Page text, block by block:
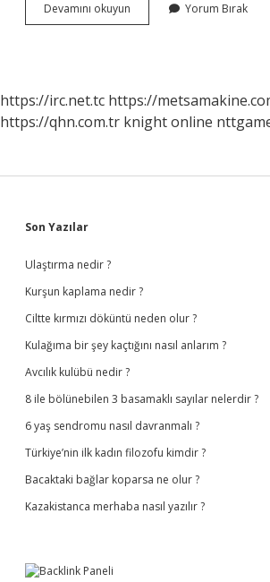
Devamını okuyun
Inda
Yorum Bırak
https://irc.net.tc https://
https://qhn.com.tr knight online
Sidebar
Son Yazılar
Ulaştırma nedir ?
Kurşun kaplama nedir ?
Ciltte kırmızı döküntü neden olur ?
Kulağıma bir şey kaçtığını nasıl anlarım ?
Avcılık kulübü nedir ?
8 ile bölünebilen 3 basamaklı sayılar nelerdir ?
6 yaş sendromu nasıl davranmalı ?
Türkiye’nin ilk kadın filozofu kimdir ?
Bacaktaki bağlar koparsa ne olur ?
Kazakistanca merhaba nasıl yazılır ?